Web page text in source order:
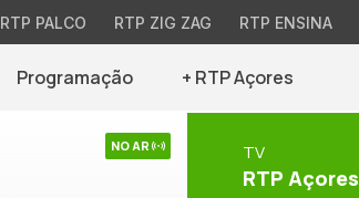
RTP PALCO RTP ZIG ZAG RTP ENSINA
Programação + RTP Açores
NO AR TV
RTP Açores